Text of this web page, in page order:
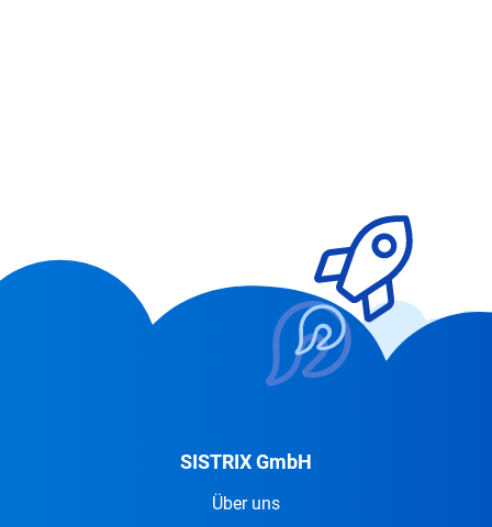
SISTRIX GmbH
Über uns